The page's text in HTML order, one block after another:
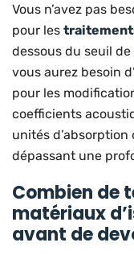
Vous n’avez pas
pour les
dessous du seuil
vous aurez besoin
pour les
coefficients
unités
dépassant une
Combien de
matériaux
avant de